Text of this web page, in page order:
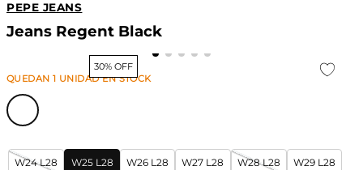
PEPE JEANS
Jeans Regent Black
30% OFF
QUEDAN1 UNIDADEN STOCK
W24 L28 W25 L28 W26 L28 W27 L28 W28 L28 W29 L28